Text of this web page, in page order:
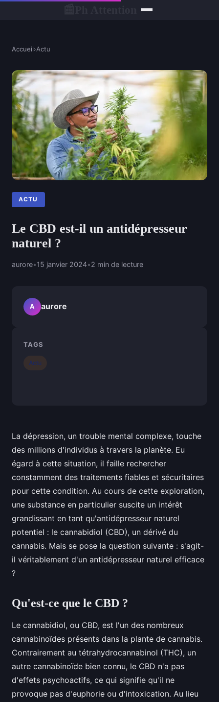
Accueil›Actu
ACTU
Le CBD est-il un antidépresseur
naturel ?
aurore•15 janvier 2024•2 min de lecture
La dépression, un trouble mental complexe, touche
des millions d'individus à travers la planète. Eu
égard à cette situation, il faille rechercher
constamment des traitements fiables et sécuritaires
pour cette condition. Au cours de cette exploration,
une substance en particulier suscite un intérêt
grandissant en tant qu'antidépresseur naturel
potentiel : le cannabidiol (CBD), un dérivé du
cannabis. Mais se pose la question suivante : s'agit-
il véritablement d'un antidépresseur naturel efficace
?
Qu'est-ce que le CBD ?
Le cannabidiol, ou CBD, est l'un des nombreux
cannabinoïdes présents dans la plante de cannabis.
Contrairement au tétrahydrocannabinol (THC), un
autre cannabinoïde bien connu, le CBD n'a pas
d'effets psychoactifs, ce qui signifie qu'il ne
provoque pas d'euphorie ou d'intoxication. Au lieu
A aurore
TAGS
Actu